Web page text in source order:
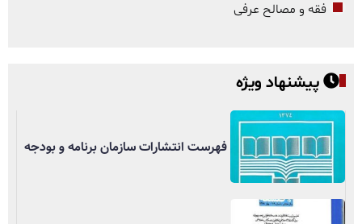
فقه و مصالح عرفی
پیشنهاد ویژه
فهرست انتشارات سازمان برنامه و بودجه